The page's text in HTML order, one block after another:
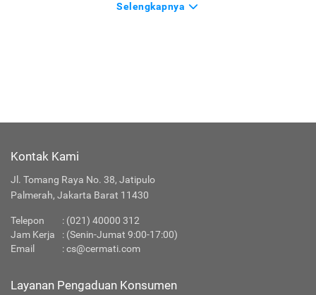
Selengkapnya
Kontak Kami
Jl. Tomang Raya No. 38, Jatipulo
Palmerah, Jakarta Barat 11430
Telepon : (021) 40000 312
Jam Kerja
: (Senin-Jumat 9:00-17:00)
Email
:cs@cermati.com
Layanan Pengaduan Konsumen